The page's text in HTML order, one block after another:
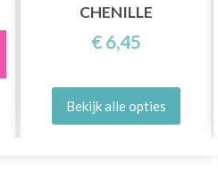
CHENILLE
€ 6,45
Bekijk alle opties